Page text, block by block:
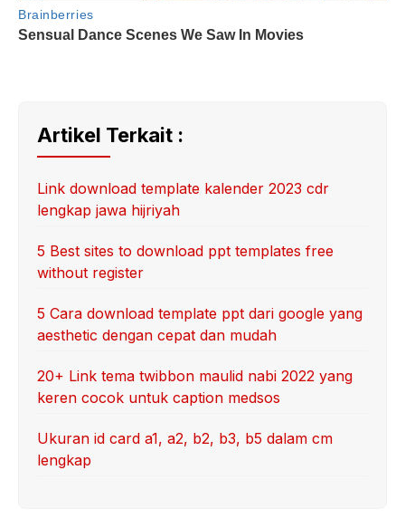
Artikel Terkait :
Link download template kalender 2023 cdr
lengkap jawa hijriyah
5 Best sites to download ppt templates free
without register
5 Cara download template ppt dari google yang
aesthetic dengan cepat dan mudah
20+ Link tema twibbon maulid nabi 2022 yang
keren cocok untuk caption medsos
Ukuran id card a1, a2, b2, b3, b5 dalam cm
lengkap